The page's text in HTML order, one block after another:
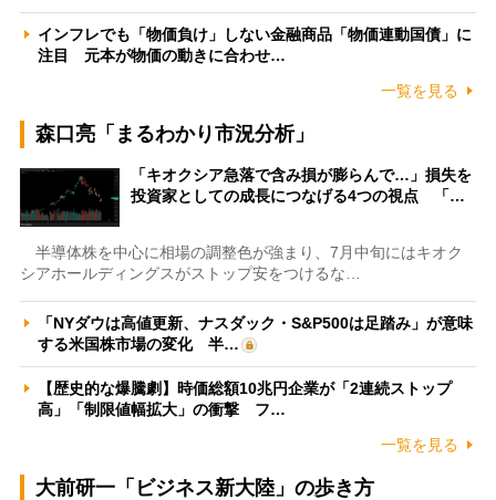
インフレでも「物価負け」しない金融商品「物価連動国債」に
注目 元本が物価の動きに合わせ…
一覧を見る
森口亮「まるわかり市況分析」
「キオクシア急落で含み損が膨らんで…」損失を
投資家としての成長につなげる4つの視点 「…
半導体株を中心に相場の調整色が強まり、7月中旬にはキオク
シアホールディングスがストップ安をつけるな…
「NYダウは高値更新、ナスダック・S&P500は足踏み」が意味
する米国株市場の変化 半…
【歴史的な爆騰劇】時価総額10兆円企業が「2連続ストップ
高」「制限値幅拡大」の衝撃 フ…
一覧を見る
大前研一「ビジネス新大陸」の歩き方